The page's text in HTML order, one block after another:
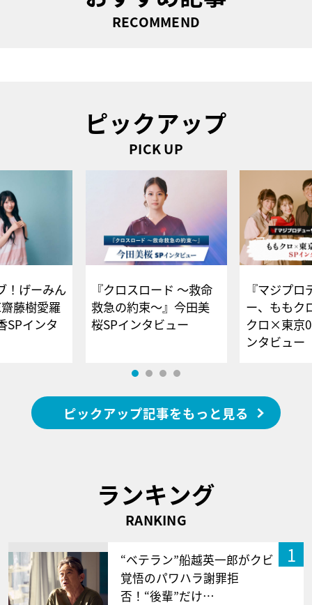
RECOMMEND
ピックアップ
PICK UP
！げーみん
藤樹愛羅
SPインタ
『クロスロード ～救命
救急の約束～』今田美
桜SPインタビュー
『マジプロ
ー、ももク
クロ×東京
ンタビュー
ピックアップ記事をもっと見る
ランキング
RANKING
1
“ベテラン”船越英一郎がクビ
覚悟のパワハラ謝罪拒
否！“後輩”だけ…